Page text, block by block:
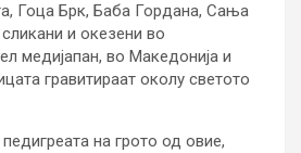
Гоца Брк, Баба Гордана, Сања
и окезени во
медијапан, во Македонија и
гравитираат околу светото
педигреата на грото од овие,